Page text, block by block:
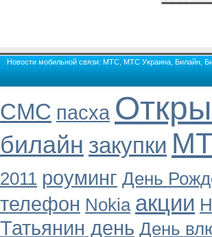
Новости мобильной связи: МТС, МТС Украина, Билайн,
СМС пасха
билайн закупки
2011 роуминг День
телефон Nokia акции
Татьянин день День